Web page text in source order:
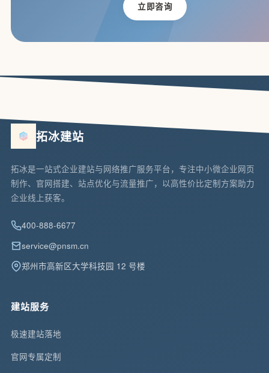
立即咨询
拓冰建站
拓冰是一站式企业建站与网络推广服务平台，专注中小微企业网页
制作、官网搭建、站点优化与流量推广，以高性价比定制方案助力
企业线上获客。
400-888-6677
service@pnsm.cn
郑州市高新区大学科技园 12 号楼
建站服务
极速建站落地
官网专属定制